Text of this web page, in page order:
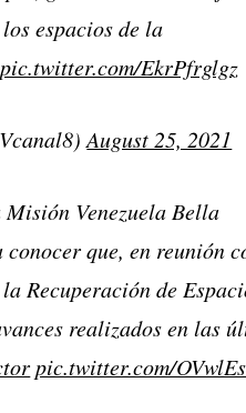
espacios de la
pic.twitter.com/EkrPfrglgz
August 25, 2021
Venezuela Bella
que, en reunión
Recuperación de
realizados en las
pic.twitter.com/